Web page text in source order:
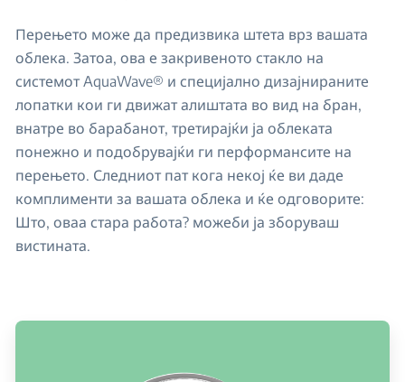
Перењето може да предизвика штета врз вашата
облека. Затоа, ова е закривеното стакло на
системот AquaWave® и специјално дизајнираните
лопатки кои ги движат алиштата во вид на бран,
внатре во барабанот, третирајќи ја облеката
понежно и подобрувајќи ги перформансите на
перењето. Следниот пат кога некој ќе ви даде
комплименти за вашата облека и ќе одговорите:
Што, оваа стара работа? можеби ја зборуваш
вистината.